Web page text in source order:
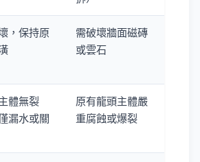
，保持原
需破壞牆面磁磚
或雲石
體無裂
漏水或關
原有龍頭主體嚴
重腐蝕或爆裂